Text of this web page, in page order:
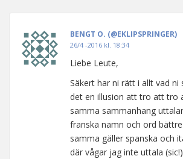
BENGT O. (@EKLIPSPRINGER)
26/4 -2016 kl. 18:34
Liebe Leute,
Säkert har ni rätt i allt vad ni
det en illusion att tro att tro
samma sammanhang
franska namn och ord
samma gäller spanska och
där vågar jag inte uttala